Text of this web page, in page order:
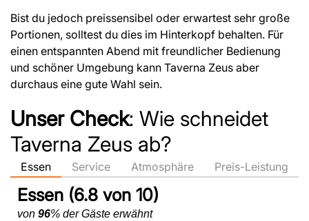
Bist du jedoch preissensibel oder erwartest sehr große
Portionen, solltest du dies im Hinterkopf behalten. Für
einen entspannten Abend mit freundlicher Bedienung
und schöner Umgebung kann Taverna Zeus aber
durchaus eine gute Wahl sein.
Unser Check: Wie schneidet
Taverna Zeus ab?
Essen Service Atmosphäre Preis-Leistung
Essen (6.8 von 10)
von 96% der Gäste erwähnt